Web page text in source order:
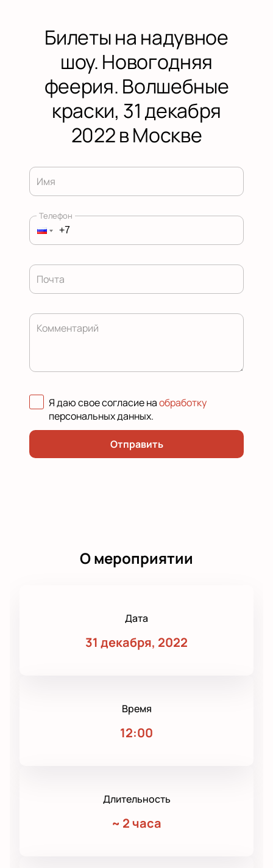
Билеты на надувное
шоу. Новогодняя
феерия. Волшебные
краски, 31 декабря
2022 в Москве
Имя
Телефон
Почта
Комментарий
Я даю свое согласие наобработку
персональных данных.
Отправить
О мероприятии
Дата
31 декабря, 2022
Время
12:00
Длительность
~ 2 часа